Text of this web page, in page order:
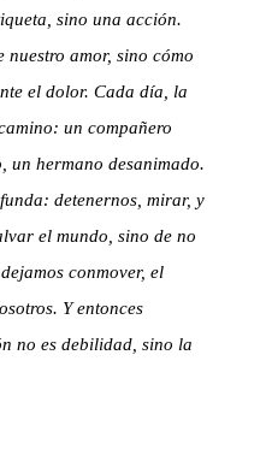
sino una acción.
nuestro amor, sino cómo
el dolor. Cada día, la
un compañero
un hermano desanimado.
detenernos, mirar, y
el mundo, sino de no
conmover, el
Y entonces
no es debilidad, sino la